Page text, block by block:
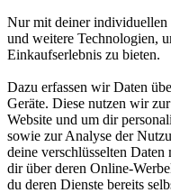
Nur mit deiner
und weitere Technologien,
Einkaufserlebnis zu bieten.
Dazu erfassen wir Daten
Geräte. Diese nutzen wir
Website und um dir
sowie zur Analyse der
deine verschlüsselten
dir über deren Online-
du deren Dienste bereits